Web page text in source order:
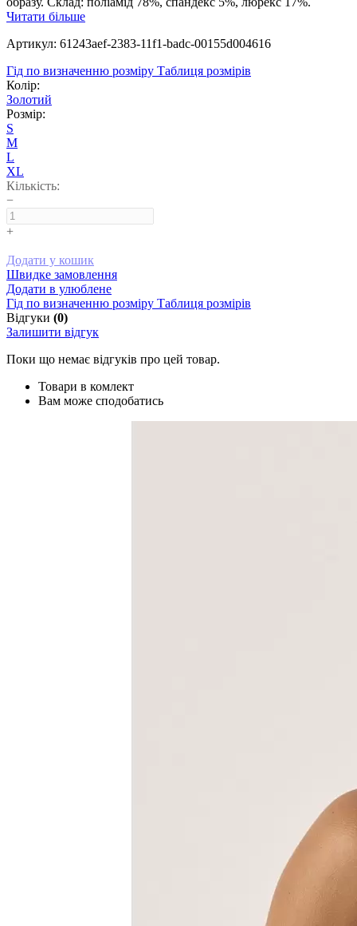
Читати більше
Артикул: 61243aef-2383-11f1-badc-00155d004616
Гід по визначенню розміру Таблиця розмірів
Колір:
Золотий
Розмір:
S
M
L
XL
Кількість:
−
+
Додати у кошик
Швидке замовлення
Додати в улюблене
Гід по визначенню розміру Таблиця розмірів
Відгуки (0)
Залишити відгук
Поки що немає відгуків про цей товар.
Товари в комлект
Вам може сподобатись